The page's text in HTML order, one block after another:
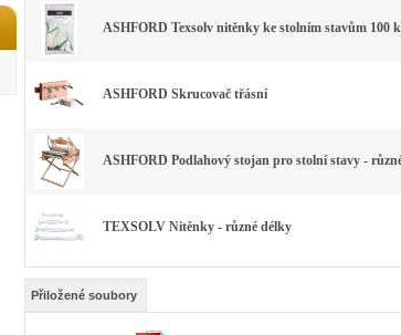
ASHFORD Texsolv nitěnky ke stolním stavům 100
ASHFORD Skrucovač třásní
ASHFORD Podlahový stojan pro stolní stavy -
TEXSOLV Nitěnky - různé délky
Přiložené soubory